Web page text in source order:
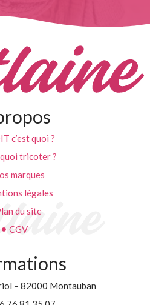
c’est quoi ?
tricoter ?
marques
légales
du site
CGV
– 82000 Montauban